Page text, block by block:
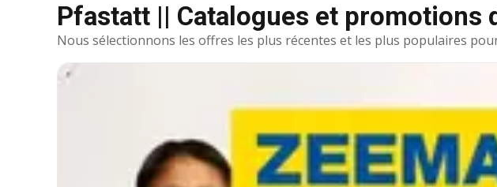
Pfastatt || Catalogues et promotions
Nous sélectionnons les offres les plus récentes et les plus populaires